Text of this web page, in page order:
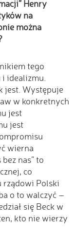
Henry
na
można
tego
i idealizmu.
jest. Występuje
w konkretnych
jest
jest
wierna
nas” to
co
rządowi Polski
o to walczyć –
się Beck w
kto nie wierzy